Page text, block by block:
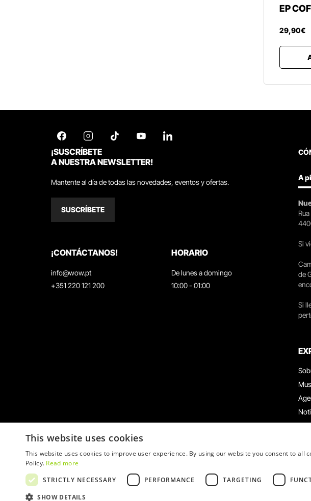
EP
29,90€
¡SUSCRÍBETE
A NUESTRA NEWSLETTER!
Mantente al día de todas las novedades, eventos y ofertas.
SUSCRÍBETE
¡CONTÁCTANOS!
info@wow.pt
+351 220 121 200
HORARIO
De lunes a domingo
10:00 - 01:00
A
Si
de
Si
This website uses cookies
This website uses cookies to improve user experience. By using our website you consent to all
Policy. Read more
STRICTLY NECESSARY
PERFORMANCE TARGETING
SHOW DETAILS